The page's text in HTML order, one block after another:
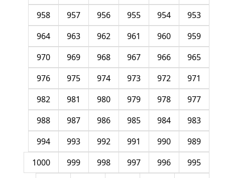
953
954
955
956
957
958
959
960
961
962
963
964
965
966
967
968
969
970
971
972
973
974
975
976
977
978
979
980
981
982
983
984
985
986
987
988
989
990
991
992
993
994
995
996
997
998
999
1000